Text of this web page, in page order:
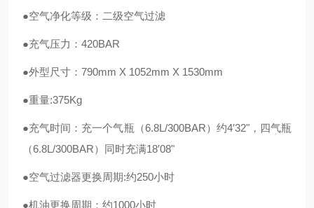
●空气净化等级：二级空气过滤
●充气压力：420BAR
●外型尺寸：790mm X 1052mm X 1530mm
●重量:375Kg
●充气时间：充一个气瓶（6.8L/300BAR）约4′32"，四气瓶
（6.8L/300BAR）同时充满18′08"
●空气过滤器更换周期:约250小时
●机油更换周期：约1000小时